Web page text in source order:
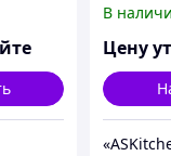
полки
12/6
В
Цену